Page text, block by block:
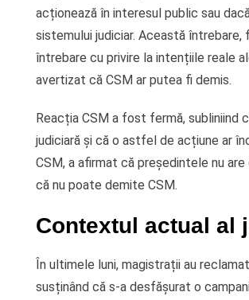
acționează în interesul public sau
sistemului judiciar. Această
întrebare cu privire la intențiile reale
avertizat că CSM ar putea fi demis.
Reacția CSM a fost fermă,
judiciară și că o astfel de acțiune ar
CSM, a afirmat că președintele nu
că nu poate demite CSM.
Contextul actual al
În ultimele luni, magistrații au
susținând că s-a desfășurat o